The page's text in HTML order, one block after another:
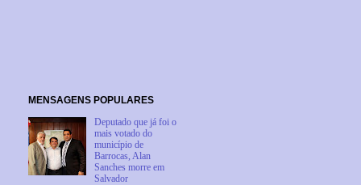
MENSAGENS POPULARES
Deputado que já foi o
mais votado do
município de
Barrocas, Alan
Sanches morre em
Salvador